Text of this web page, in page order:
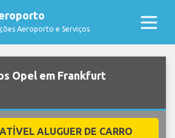
Aeroporto e Serviços
Opel em Frankfurt
ALUGUER DE CARRO